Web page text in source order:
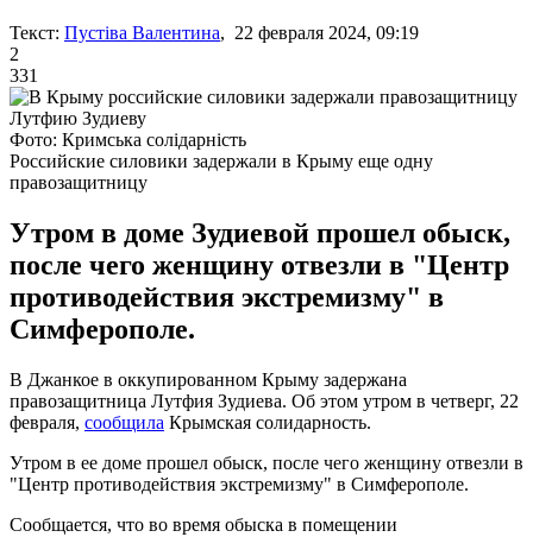
Текст: Пустіва Валентина, 22 февраля 2024, 09:19
2
331
Фото: Кримська солідарність
Российские силовики задержали в Крыму еще одну
правозащитницу
Утром в доме Зудиевой прошел обыск,
после чего женщину отвезли в "Центр
противодействия экстремизму" в
Симферополе.
В Джанкое в оккупированном Крыму задержана
правозащитница Лутфия Зудиева. Об этом утром в четверг, 22
февраля, сообщила Крымская солидарность.
Утром в ее доме прошел обыск, после чего женщину отвезли в
"Центр противодействия экстремизму" в Симферополе.
Сообщается, что во время обыска в помещении